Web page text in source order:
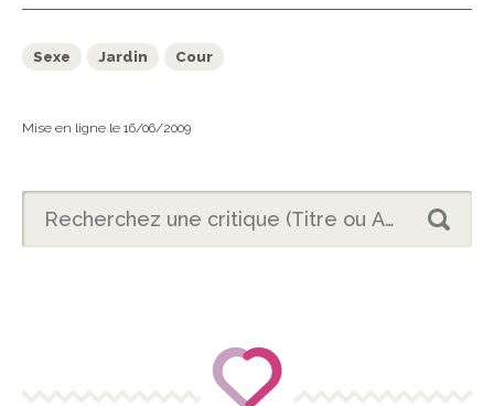
Sexe Jardin Cour
Mise en ligne le 16/06/2009